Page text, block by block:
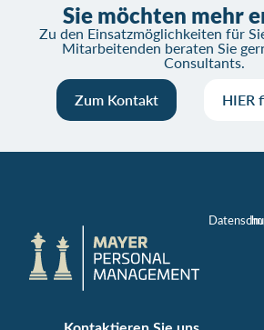
Sie möchten mehr
Zu den Einsatzmöglichkeiten für
Mitarbeitenden beraten Sie
Consultants.
Zum Kontakt HIER